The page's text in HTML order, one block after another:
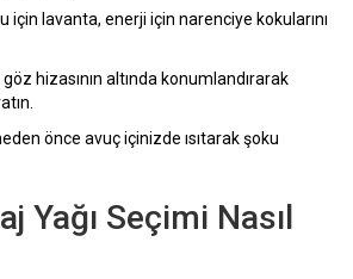
için lavanta, enerji için narenciye kokularını
göz hizasının altında konumlandırarak
önce avuç içinizde ısıtarak şoku
Yağı Seçimi Nasıl